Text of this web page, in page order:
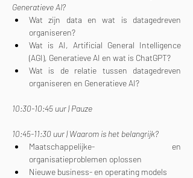
Generatieve AI?
Wat zijn data en wat is datagedreven
organiseren?
Wat is AI, Artificial General Intelligence
(AGI), Generatieve AI en wat is ChatGPT?
Wat is de relatie tussen datagedreven
organiseren en Generatieve AI?
10:30-10:45 uur | Pauze
10:45-11:30 uur | Waarom is het belangrijk?
Maatschappelijke- en
organisatieproblemen oplossen
Nieuwe business- en operating models